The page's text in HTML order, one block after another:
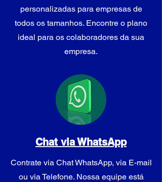
personalizadas para empresas de
todos os tamanhos. Encontre o plano
ideal para os colaboradores da sua
empresa.
Chat via WhatsApp
Contrate via Chat WhatsApp, via E-mail
ou via Telefone. Nossa equipe está